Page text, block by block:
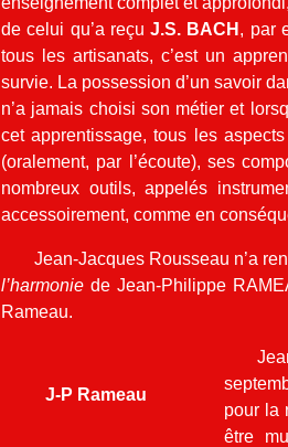
de celui qu’a reçuJ.S. BACH, par
tous les artisanats, c’est un
survie. La possession d’un savoir
n’a jamais choisi son métier et
cet apprentissage, tous les
(oralement, par l’écoute), ses
nombreux outils, appelés
accessoirement, comme en
Jean-Jacques Rousseau n’a
l’harmonie de Jean-Philippe
Rameau.
J-P Rameau
pour la
être